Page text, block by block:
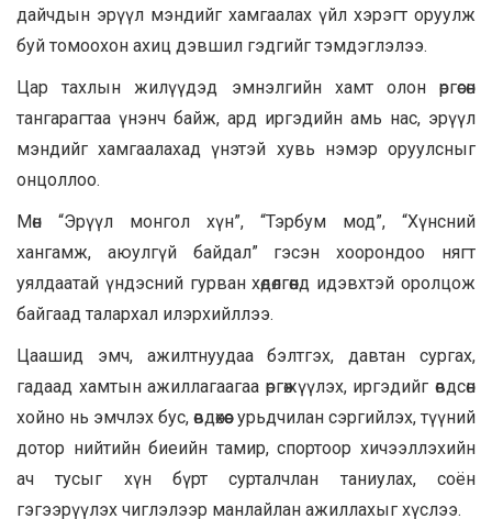
дайчдын эрүүл мэндийг хамгаалах үйл хэрэгт оруулж
буй томоохон ахиц дэвшил гэдгийг тэмдэглэлээ.
Цар тахлын жилүүдэд эмнэлгийн хамт олон өргөсөн
тангарагтаа үнэнч байж, ард иргэдийн амь нас, эрүүл
мэндийг хамгаалахад үнэтэй хувь нэмэр оруулсныг
онцоллоо.
Мөн “Эрүүл монгол хүн”, “Тэрбум мод”, “Хүнсний
хангамж, аюулгүй байдал” гэсэн хоорондоо нягт
уялдаатай үндэсний гурван хөдөлгөөнд идэвхтэй оролцож
байгаад талархал илэрхийллээ.
Цаашид эмч, ажилтнуудаа бэлтгэх, давтан сургах,
гадаад хамтын ажиллагаагаа өргөжүүлэх, иргэдийг өвдсөн
хойно нь эмчлэх бус, өвдөхөөс урьдчилан сэргийлэх, түүний
дотор нийтийн биеийн тамир, спортоор хичээллэхийн
ач тусыг хүн бүрт сурталчлан таниулах, соён
гэгээрүүлэх чиглэлээр манлайлан ажиллахыг хүслээ.